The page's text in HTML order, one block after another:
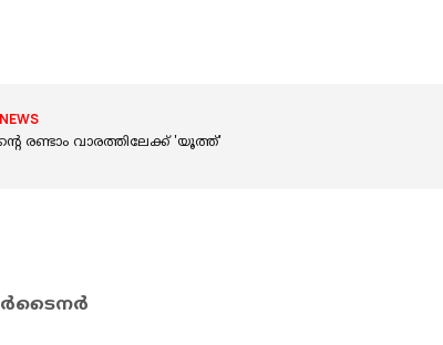
രണ്ടാം വാരത്തിലേക്ക് 'യൂത്ത്'